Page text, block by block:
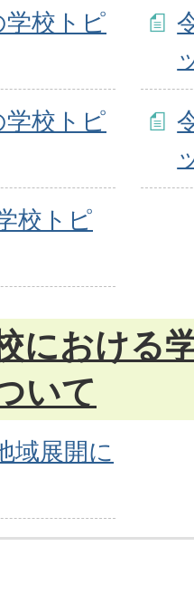
学校トピ
学校トピ
校トピ
における
いて
域展開に